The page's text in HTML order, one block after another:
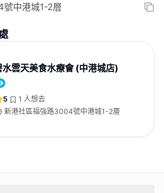
中港城1-2層
水雲天美食水療會 (中港城店)
5 1 人想去
新港社區福強路3004號中港城1-2層